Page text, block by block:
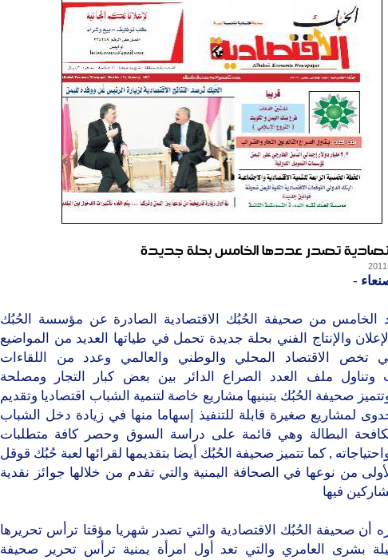
تصدر عددها الخامس بحلة جديدة
-
الخامس من صحيفة الحُبُك الاقتصادية الصادرة عن مؤسسة الحُبُك
والإنتاج الفني بحلة جديدة تحمل في طياتها العديد من المواضيع
تخص الاقتصاد المحلي والوطني والعالمي وعدد من اللقاءات
وتناول ملف العدد الصراع الدائر بين بعض كبار التجار ومصلحة
صحيفة الحُبُك بتبنيها مشاريع خاصة لتنمية الشباب اقتصاديا وتقديم
لمشاريع صغيرة قابلة للتنفيذ إسهاما منها في زيادة دخل الشباب
البطالة وهي قائمة على دراسة السوق وحصر كافة متطلبات
, كما تتميز صحيفة الحُبُك أيضا بتقديمها لقرائها لعبة حُبُك قوقل
الأولى من نوعها في الصحافة اليمنية والتي تقدم من خلالها جوائز نقدية
فيها
أن صحيفة الحُبُك الاقتصادية والتي تصدر شهريا مؤقتا ترأس تحريرها
بشرى العامري والتي تعد أول امرأة يمنية ترأس تحرير صحيفة